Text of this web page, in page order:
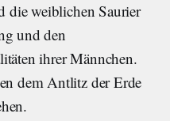
die weiblichen Saurier
und den
ihrer Männchen.
dem Antlitz der Erde